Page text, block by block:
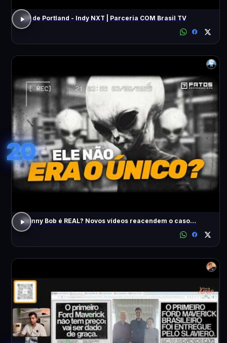
GP de Portland - Indy NXT | Parceria COM Brasil TV
20
Skinny Bob é REAL? Novos vídeos reacendem o caso…